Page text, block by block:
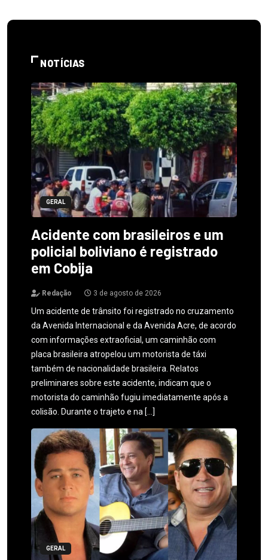
NOTÍCIAS
GERAL
Acidente com brasileiros e um
policial boliviano é registrado
em Cobija
Redação 3 de agosto de 2026
Um acidente de trânsito foi registrado no cruzamento
da Avenida Internacional e da Avenida Acre, de acordo
com informações extraoficial, um caminhão com
placa brasileira atropelou um motorista de táxi
também de nacionalidade brasileira. Relatos
preliminares sobre este acidente, indicam que o
motorista do caminhão fugiu imediatamente após a
colisão. Durante o trajeto e na […]
GERAL